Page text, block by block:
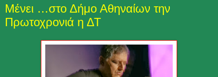
Μένει …στο Δήμο Αθηναίων την
Πρωτοχρονιά η ΔΤ